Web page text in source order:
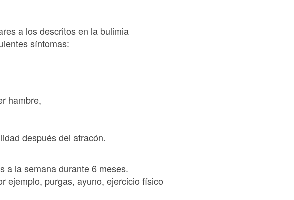
a los descritos en la bulimia
síntomas:
hambre,
después del atracón.
a la semana durante 6 meses.
ejemplo, purgas, ayuno, ejercicio físico